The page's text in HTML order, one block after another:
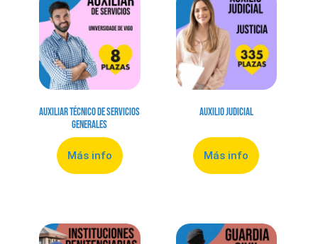
Auxiliar Técnico de Servicios
Generales
Más info
Auxilio Judicial
Más info